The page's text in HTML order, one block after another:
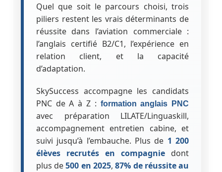
Quel que soit le parcours choisi, trois
piliers restent les vrais déterminants de
réussite dans l’aviation commerciale :
l’anglais certifié B2/C1, l’expérience en
relation client, et la capacité
d’adaptation.
SkySuccess accompagne les candidats
PNC de A à Z : formation anglais PNC
avec préparation LILATE/Linguaskill,
accompagnement entretien cabine, et
suivi jusqu’à l’embauche. Plus de 1 200
élèves recrutés en compagnie dont
plus de500 en 2025,87% de réussite au